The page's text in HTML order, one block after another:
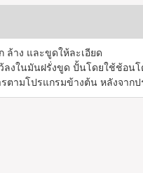
ล้าง และขูดให้ละเอียด
ลงในมันฝรั่งขูด ปั้นโดยใช้ช้อน
ตามโปรแกรมข้างต้น หลังจาก